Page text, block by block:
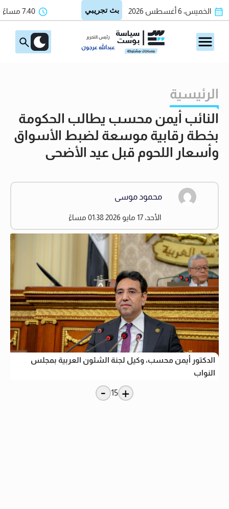
الخميس، 6 أغسطس 2026 7:40 مساءً
رئيس التحرير
عبدالله عرجون
الرئيسية
النائب أيمن محسب يطالب الحكومة
بخطة رقابية موسعة لضبط الأسواق
وأسعار اللحوم قبل عيد الأضحى
محمود موسى
الأحد، 17 مايو 2026 01:38 مساءً
الدكتور أيمن محسب، وكيل لجنة الشئون العربية بمجلس
النواب
+
15
-